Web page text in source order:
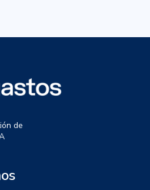
de